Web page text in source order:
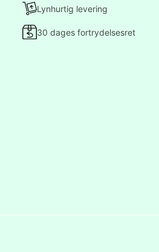
Lynhurtig levering
30 dages fortrydelsesret